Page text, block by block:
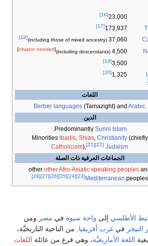
citation needed
Berber languages
Predominantly
.
MinoritiesIbadis,Shias
Catholicism
ذات الصلة
otherother Afro-Asiatic
[23]
[24]
[25]
[26]
[27]
[28]
سيوةفي مصرومن
. من الناحية التاريخيَّة،
، وهي فرع من عائلة اللغات